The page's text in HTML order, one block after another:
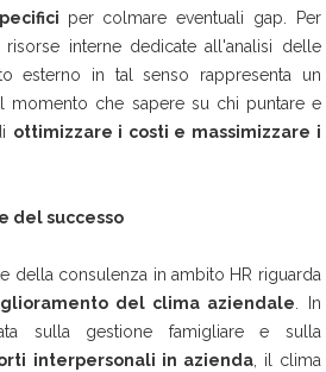
per colmare eventuali gap. Per
interne dedicate all'analisi delle
esterno in tal senso rappresenta un
momento che sapere su chi puntare e
ottimizzare i costi e massimizzare i
del successo
della consulenza in ambito HR riguarda
del clima aziendale . In
sulla gestione famigliare e sulla
interpersonali in azienda, il clima